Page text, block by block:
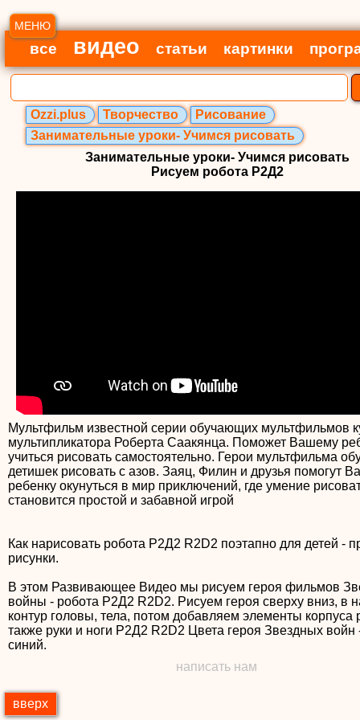
МЕНЮ
все видео статьи картинки
Ozzi.plus Творчество
Рисование
Занимательные уроки- Учимся рисовать
Занимательные уроки- Учимся рисовать
Рисуем робота Р2Д2
Мультфильм известной серии обучающих мультфильмов
мультипликатора Роберта Саакянца. Поможет Вашему
учиться рисовать самостоятельно. Герои мультфильма
детишек рисовать с азов. Заяц, Филин и друзья помогут
ребенку окунуться в мир приключений, где умение
становится простой и забавной игрой
Как нарисовать робота Р2Д2 R2D2 поэтапно для детей -
рисунки.
В этом Развивающее Видео мы рисуем героя фильмов
войны - робота Р2Д2 R2D2. Рисуем героя сверху вниз, в
контур головы, тела, потом добавляем элементы корпуса
также руки и ноги Р2Д2 R2D2 Цвета героя Звездных войн
написать нам
вверх